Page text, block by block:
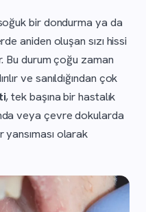
bir dondurma ya da
aniden oluşan sızı hissi
Bu durum çoğu zaman
ve sanıldığından çok
, tek başına bir hastalık
veya çevre dokularda
olarak